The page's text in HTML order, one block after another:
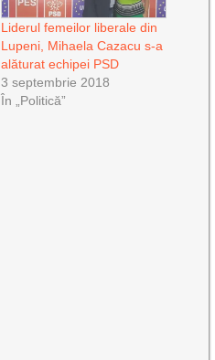
Liderul femeilor liberale din
Lupeni, Mihaela Cazacu s-a
alăturat echipei PSD
3 septembrie 2018
În „Politică”